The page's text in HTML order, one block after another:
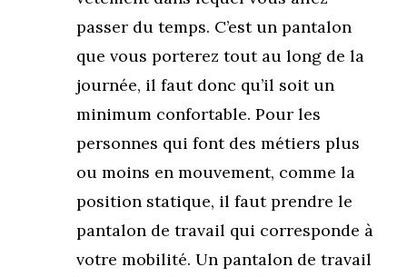
passer du temps. C’est un pantalon
que vous porterez tout au long de la
journée, il faut donc qu’il soit un
minimum confortable. Pour les
personnes qui font des métiers plus
ou moins en mouvement, comme la
position statique, il faut prendre le
pantalon de travail qui corresponde à
votre mobilité. Un pantalon de travail